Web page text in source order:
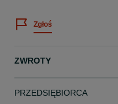
Zgłoś
ZWROTY
PRZEDSIĘBIORCA